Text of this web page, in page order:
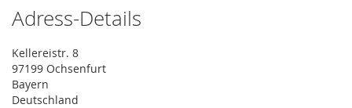
Adress-Details
Kellereistr. 8
97199 Ochsenfurt
Bayern
Deutschland